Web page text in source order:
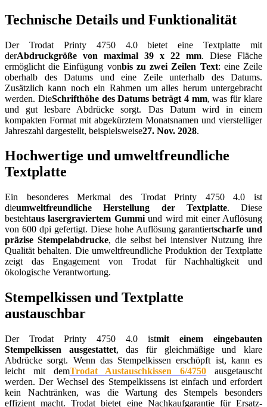
Technische Details und Funktionalität
Der Trodat Printy 4750 4.0 bietet eine Textplatte mit
derAbdruckgröße von maximal 39 x 22 mm. Diese Fläche
ermöglicht die Einfügung vonbis zu zwei Zeilen Text: eine Zeile
oberhalb des Datums und eine Zeile unterhalb des Datums.
Zusätzlich kann noch ein Rahmen um alles herum untergebracht
werden. DieSchrifthöhe des Datums beträgt 4 mm, was für klare
und gut lesbare Abdrücke sorgt. Das Datum wird in einem
kompakten Format mit abgekürztem Monatsnamen und vierstelliger
Jahreszahl dargestellt, beispielsweise27. Nov. 2028.
Hochwertige und umweltfreundliche
Textplatte
Ein besonderes Merkmal des Trodat Printy 4750 4.0 ist
dieumweltfreundliche Herstellung der Textplatte. Diese
bestehtaus lasergraviertem Gummiund wird mit einer Auflösung
von 600 dpi gefertigt. Diese hohe Auflösung garantiertscharfe und
präzise Stempelabdrucke, die selbst bei intensiver Nutzung ihre
Qualität behalten. Die umweltfreundliche Produktion der Textplatte
zeigt das Engagement von Trodat für Nachhaltigkeit und
ökologische Verantwortung.
Stempelkissen und Textplatte
austauschbar
Der Trodat Printy 4750 4.0 istmit einem eingebauten
Stempelkissen ausgestattet, das für gleichmäßige und klare
Abdrücke sorgt. Wenn das Stempelkissen erschöpft ist, kann es
leicht mit demTrodat Austauschkissen 6/4750 ausgetauscht
werden. Der Wechsel des Stempelkissens ist einfach und erfordert
kein Nachtränken, was die Wartung des Stempels besonders
effizient macht. Trodat bietet eine Nachkaufgarantie für Ersatz-